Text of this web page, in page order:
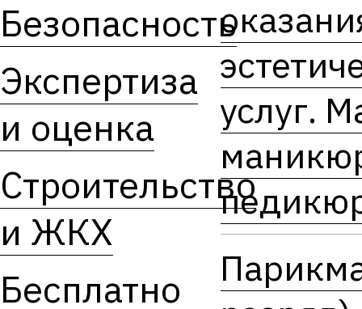
Безопасность
Экспертиза
и оценка
Строительство
и ЖКХ
Бесплатно
услуг.